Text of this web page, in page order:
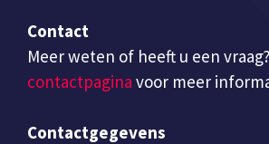
Contact
Meer weten of heeft u een
contactpagina voor meer
Contactgegevens